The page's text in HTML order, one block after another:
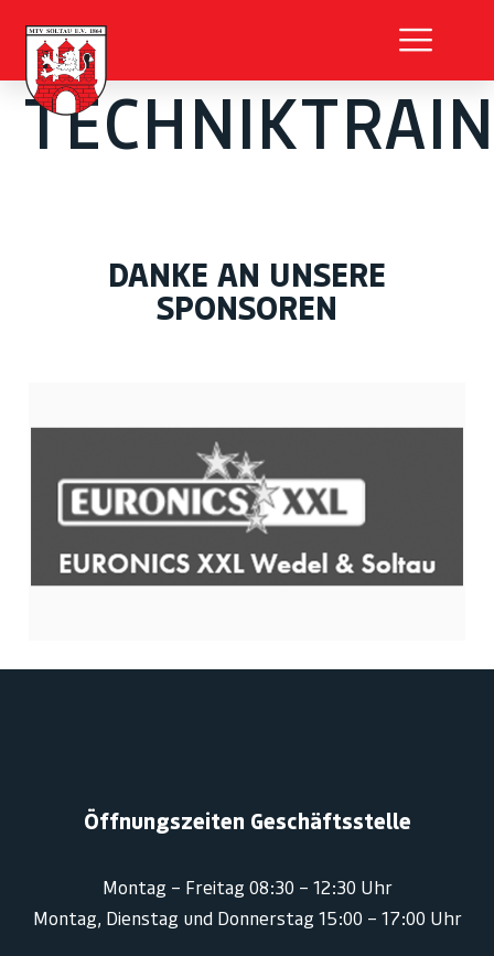
DANKE AN UNSERE
SPONSOREN
Öffnungszeiten Geschäftsstelle
Montag – Freitag 08:30 – 12:30 Uhr
Montag, Dienstag und Donnerstag 15:00 – 17:00 Uhr